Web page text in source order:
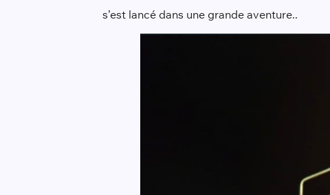
s’est lancé dans une grande aventure..